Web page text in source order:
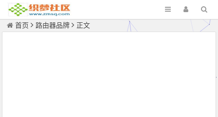
首页 路由器品牌 正文